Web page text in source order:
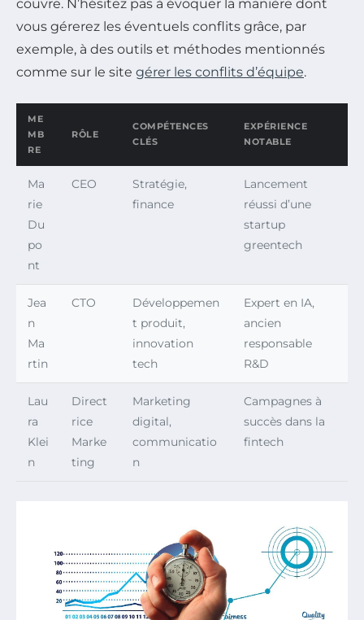
couvre. N’hésitez pas à évoquer la manière dont
vous gérerez les éventuels conflits grâce, par
exemple, à des outils et méthodes mentionnés
comme sur le site gérer les conflits d’équipe.
ME
MB
RE
RÔLE
COMPÉTENCES
CLÉS
EXPÉRIENCE
NOTABLE
Ma
rie
Du
po
nt
CEO
Stratégie,
finance
Lancement
réussi d’une
startup
greentech
Jea
n
Ma
rtin
CTO
Développemen
t produit,
innovation
tech
Expert en IA,
ancien
responsable
R&D
Lau
ra
Klei
n
Direct
rice
Marke
ting
Marketing
digital,
communicatio
n
Campagnes à
succès dans la
fintech